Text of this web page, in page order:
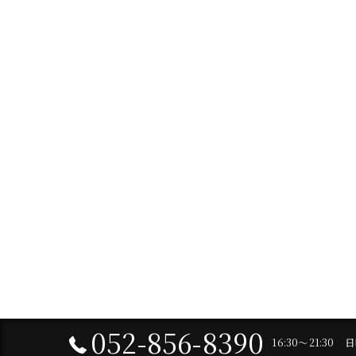
052-856-8390 16:30～21:30 日